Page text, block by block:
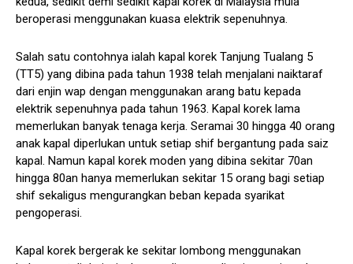
beroperasi menggunakan kuasa elektrik sepenuhnya.
Salah satu contohnya ialah kapal korek Tanjung Tualang 5
(TT5) yang dibina pada tahun 1938 telah menjalani naiktaraf
dari enjin wap dengan menggunakan arang batu kepada
elektrik sepenuhnya pada tahun 1963. Kapal korek lama
memerlukan banyak tenaga kerja. Seramai 30 hingga 40 orang
anak kapal diperlukan untuk setiap shif bergantung pada saiz
kapal. Namun kapal korek moden yang dibina sekitar 70an
hingga 80an hanya memerlukan sekitar 15 orang bagi setiap
shif sekaligus mengurangkan beban kepada syarikat
pengoperasi.
Kapal korek bergerak ke sekitar lombong menggunakan